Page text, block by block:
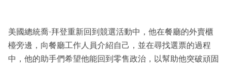
區
美國總統喬·拜登重新回到競選活動中，他在餐廳的外賣櫃
檯旁邊，向餐廳工作人員介紹自己，並在尋找選票的過程
中，他的助手們希望他能回到零售政治，以幫助他突破頑固